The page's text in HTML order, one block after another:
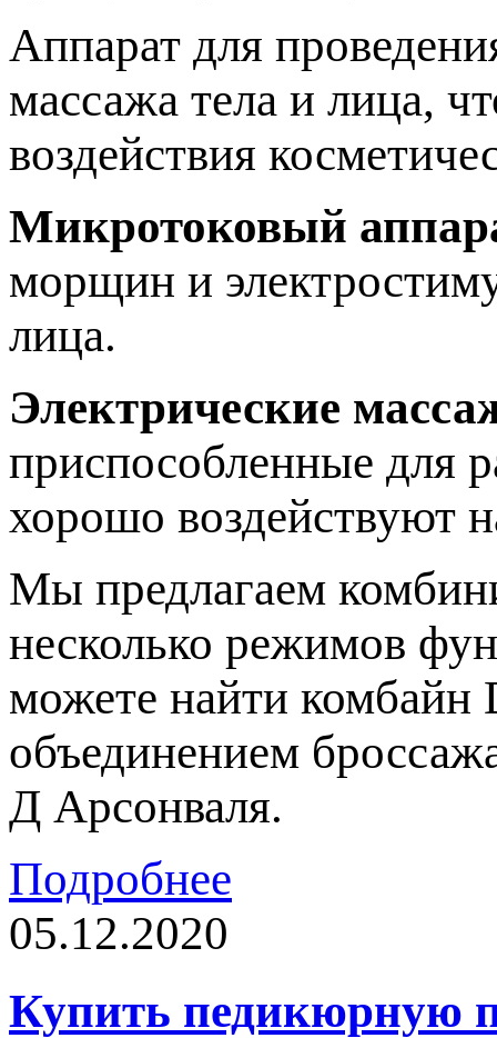
Аппарат для
массажа тела и лица,
воздействия
Микротоковый
морщин и
лица.
Электрические
приспособленные для
хорошо воздействуют
Мы предлагаем
несколько режимов
можете найти комбайн
объединением
Д Арсонваля.
Подробнее
05.12.2020
Купить педикюрную